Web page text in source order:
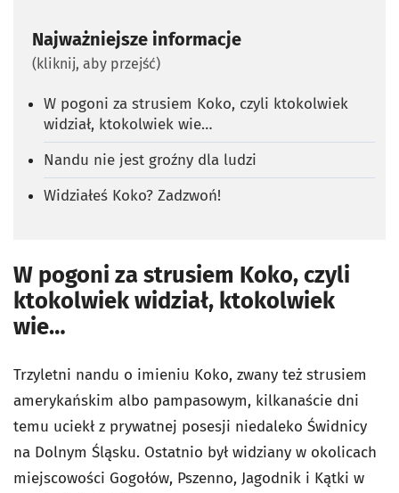
Najważniejsze informacje
(kliknij, aby przejść)
W pogoni za strusiem Koko, czyli ktokolwiek
widział, ktokolwiek wie…
Nandu nie jest groźny dla ludzi
Widziałeś Koko? Zadzwoń!
W pogoni za strusiem Koko, czyli
ktokolwiek widział, ktokolwiek
wie…
Trzyletni nandu o imieniu Koko, zwany też strusiem
amerykańskim albo pampasowym, kilkanaście dni
temu uciekł z prywatnej posesji niedaleko Świdnicy
na Dolnym Śląsku. Ostatnio był widziany w okolicach
miejscowości Gogołów, Pszenno, Jagodnik i Kątki w